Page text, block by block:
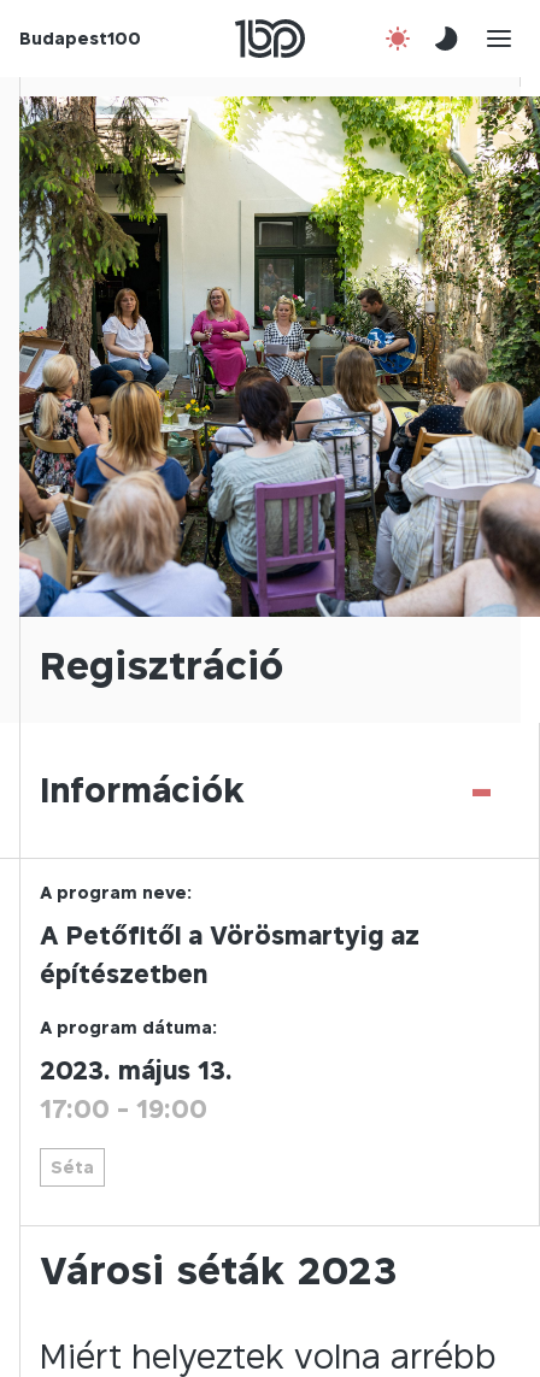
Budapest100
Csatlakozz!
Kapcsolat
En
Regisztráció
Információk -
A program neve:
A Petőfitől a Vörösmartyig az
építészetben
A program dátuma:
2023. május 13.
17:00 - 19:00
Séta
Városi séták 2023
Miért helyeztek volna arrébb